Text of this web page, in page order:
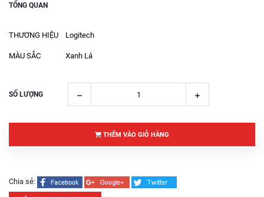
TỔNG QUAN
THƯƠNG HIỆU Logitech
MÀU SẮC Xanh Lá
SỐ LƯỢNG
THÊM VÀO GIỎ HÀNG
Chia sẻ: